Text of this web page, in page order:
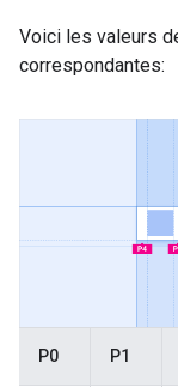
Voici les valeurs
correspondantes:
P0 P1